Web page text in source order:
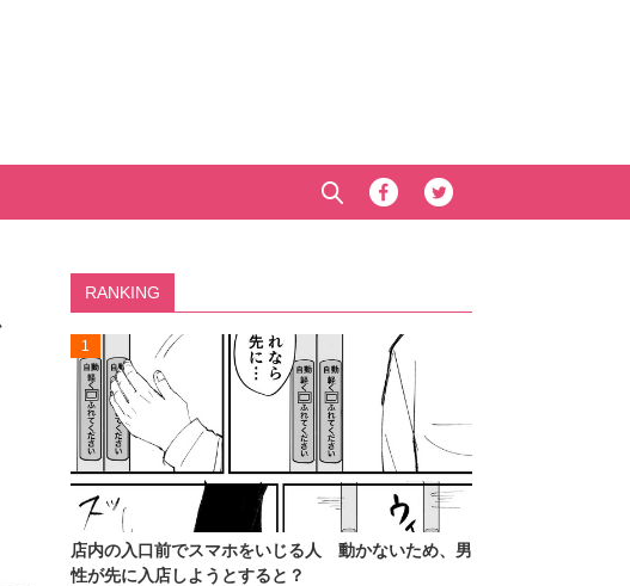
RANKING
1
店内の入口前でスマホをいじる人 動かないため、男
性が先に入店しようとすると？